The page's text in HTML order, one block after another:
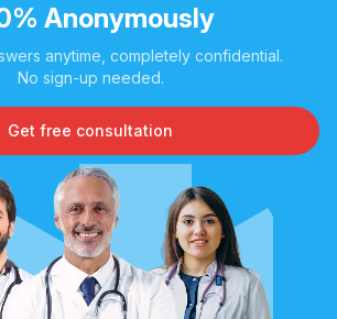
Anonymously
anytime, completely confidential.
No sign-up needed.
Get free consultation